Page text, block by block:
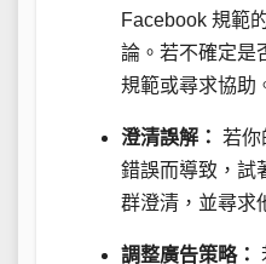
Facebook 規範
論。若不確定是
規範或尋求協助
澄清誤解： 若你
錯誤而導致，試
群澄清，並尋求
調整廣告策略：